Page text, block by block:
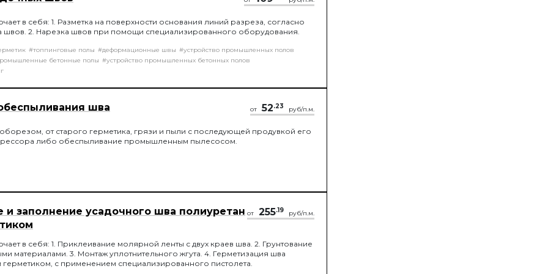
в себя: 1. Разметка на поверхности основания линий разреза, согласно
швов. 2. Нарезка швов при помощи специализированного оборудования.
#топпинговые полы #деформационные швы #устройство промышленных полов
бетонные полы #устройство промышленных бетонных полов
шва от 52.23 руб/п.м.
от старого герметика, грязи и пыли с последующей продувкой его
либо обеспыливание промышленным пылесосом.
и заполнение усадочного шва полиуретан от 255.19 руб/п.м.
в себя: 1. Приклеивание молярной ленты с двух краев шва. 2. Грунтование
материалами. 3. Монтаж уплотнительного жгута. 4. Герметизация шва
с применением специализированного пистолета.